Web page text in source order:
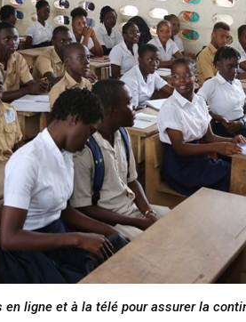
en ligne et à la télé pour assurer la